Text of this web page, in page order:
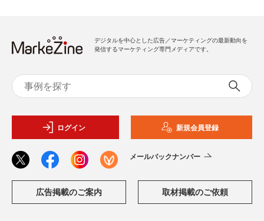
デジタルを中心とした広告／マーケティングの最新動向を
発信するマーケティング専門メディアです。
ログイン 新規会員登録
メールバックナンバー
広告掲載のご案内 取材掲載のご依頼